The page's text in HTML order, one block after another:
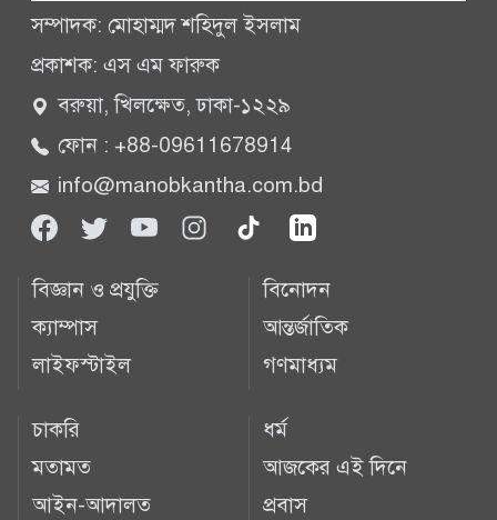
সম্পাদক: মোহাম্মদ শহিদুল ইসলাম
প্রকাশক: এস এম ফারুক
বরুয়া, খিলক্ষেত, ঢাকা-১২২৯
ফোন : +88-09611678914
info@manobkantha.com.bd
বিজ্ঞান ও প্রযুক্তি
ক্যাম্পাস
লাইফস্টাইল
বিনোদন
আন্তর্জাতিক
গণমাধ্যম
চাকরি
মতামত
আইন-আদালত
ধর্ম
আজকের এই দিনে
প্রবাস